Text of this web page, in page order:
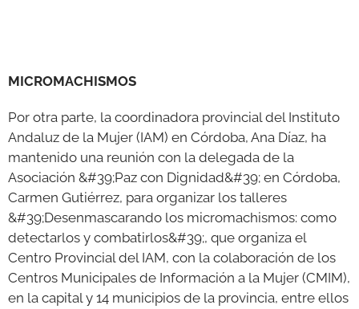
MICROMACHISMOS
Por otra parte, la coordinadora provincial del Instituto
Andaluz de la Mujer (IAM) en Córdoba, Ana Díaz, ha
mantenido una reunión con la delegada de la
Asociación &#39;Paz con Dignidad&#39; en Córdoba,
Carmen Gutiérrez, para organizar los talleres
&#39;Desenmascarando los micromachismos: como
detectarlos y combatirlos&#39;, que organiza el
Centro Provincial del IAM, con la colaboración de los
Centros Municipales de Información a la Mujer (CMIM),
en la capital y 14 municipios de la provincia, entre ellos